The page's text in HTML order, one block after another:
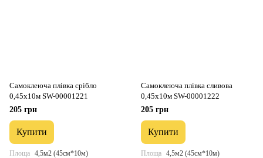
Самоклеюча плівка срібло
0,45х10м SW-00001221
205 грн
Купити
Площа 4,5м2 (45см*10м)
Самоклеюча плівка сливова
0,45х10м SW-00001222
205 грн
Купити
Площа 4,5м2 (45см*10м)